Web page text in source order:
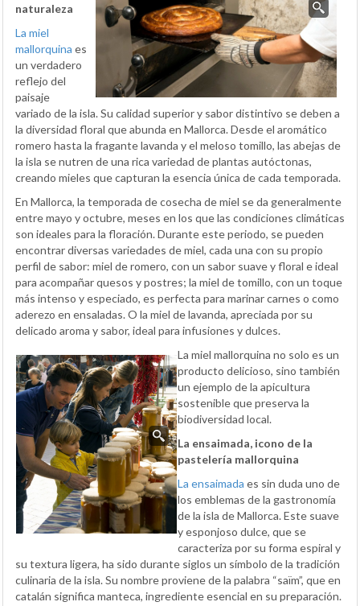
naturaleza
La miel
mallorquina es
un verdadero
reflejo del
paisaje
variado de la isla. Su calidad superior y sabor distintivo se deben a
la diversidad floral que abunda en Mallorca. Desde el aromático
romero hasta la fragante lavanda y el meloso tomillo, las abejas de
la isla se nutren de una rica variedad de plantas autóctonas,
creando mieles que capturan la esencia única de cada temporada.
En Mallorca, la temporada de cosecha de miel se da generalmente
entre mayo y octubre, meses en los que las condiciones climáticas
son ideales para la floración. Durante este periodo, se pueden
encontrar diversas variedades de miel, cada una con su propio
perfil de sabor: miel de romero, con un sabor suave y floral e ideal
para acompañar quesos y postres; la miel de tomillo, con un toque
más intenso y especiado, es perfecta para marinar carnes o como
aderezo en ensaladas. O la miel de lavanda, apreciada por su
delicado aroma y sabor, ideal para infusiones y dulces.
La miel mallorquina no solo es un
producto delicioso, sino también
un ejemplo de la apicultura
sostenible que preserva la
biodiversidad local.
La ensaimada, icono de la
pastelería mallorquina
La ensaimada es sin duda uno de
los emblemas de la gastronomía
de la isla de Mallorca. Este suave
y esponjoso dulce, que se
caracteriza por su forma espiral y
su textura ligera, ha sido durante siglos un símbolo de la tradición
culinaria de la isla. Su nombre proviene de la palabra “saïm”, que en
catalán significa manteca, ingrediente esencial en su preparación.